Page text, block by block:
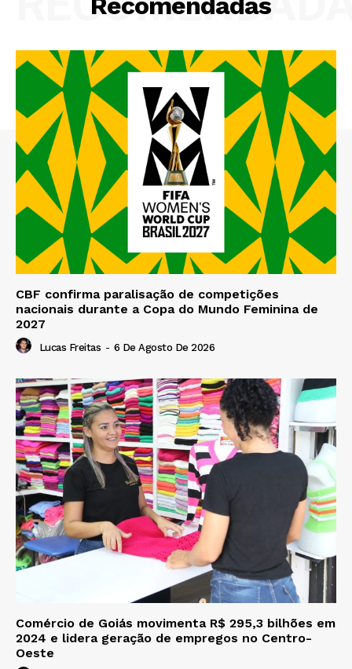
CBF confirma paralisação de competições
nacionais durante a Copa do Mundo Feminina de
2027
Lucas Freitas - 6 De Agosto De 2026
Comércio de Goiás movimenta R$ 295,3 bilhões em
2024 e lidera geração de empregos no Centro-
Oeste